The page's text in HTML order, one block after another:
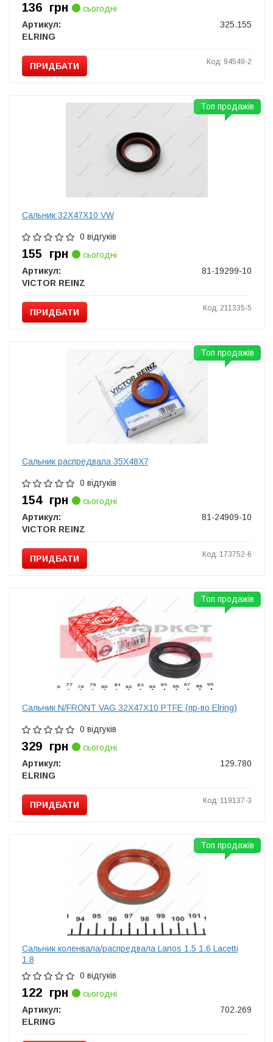
136 грн
сьогодні
Артикул:
325.155
ELRING
ПРИДБАТИ Код: 94549-2
Сальник 32X47X10 VW
0 відгуків
155 грн
сьогодні
Артикул:
81-19299-10
VICTOR REINZ
ПРИДБАТИ Код: 211335-5
Топ продажів
Сальник распредвала 35X48X7
0 відгуків
154 грн
сьогодні
Артикул:
81-24909-10
VICTOR REINZ
ПРИДБАТИ Код: 173752-6
Топ продажів
Сальник N/FRONT VAG 32X47X10 PTFE (пр-во Elring)
0 відгуків
329 грн
сьогодні
Артикул:
129.780
ELRING
ПРИДБАТИ Код: 119137-3
Топ продажів
Сальник коленвала/распредвала Lanos 1.5 1.6 Lacetti
1.8
0 відгуків
122 грн
сьогодні
Артикул:
702.269
ELRING
Топ продажів